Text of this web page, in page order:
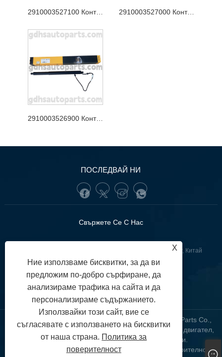
2910003527100 Континентална опора на задната врата за Jaguar XJ, Jaguar F-Pace Oe no. T4A49350 2910003527000 Континентална подложка за задната врата за Range Rover Velar Oe no. LR178875
2910003526900 Континентална опора на задната врата за нов Range Rover Evoque OE NO. LR172984
ПОСЛЕДВАЙ НИ
Свържете Се С Нас
:Lianquan Road, област GuangZhou YueXiu, Гуангдонг, Китай
+86-13902233274(WhatsApp)
: tunofuzhilong@gdtuno.com
Авторско право © 2023 Guangzhou Hengsheng Auto Parts Co.,
LTD. - Автомобилни сензори, стойка на автомобилен двигател,
автомобилни филтри - Всички права запазени.
| RSS | XML | Политика за поверителност
X
Ние използваме бисквитки, за да ви
предложим по-добро сърфиране, да
анализираме трафика на сайта и да
персонализираме съдържанието.
Използвайки този сайт, вие се
съгласявате с използването на бисквитки
от наша страна. Политика за
поверителност